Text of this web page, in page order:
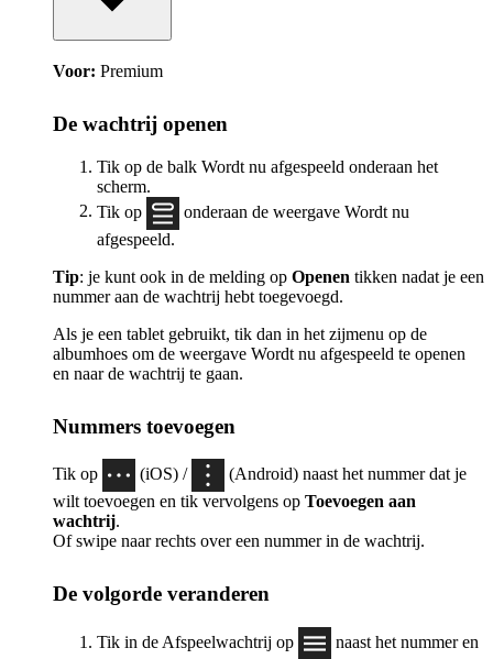
Voor: Premium
De wachtrij openen
Tik op de balk Wordt nu afgespeeld onderaan het
scherm.
Tik op
onderaan de weergave Wordt nu
afgespeeld.
Tip: je kunt ook in de melding op Openen tikken nadat je een
nummer aan de wachtrij hebt toegevoegd.
Als je een tablet gebruikt, tik dan in het zijmenu op de
albumhoes om de weergave Wordt nu afgespeeld te openen
en naar de wachtrij te gaan.
Nummers toevoegen
Tik op (iOS) /
(Android) naast het nummer dat je
wilt toevoegen en tik vervolgens op Toevoegen aan
wachtrij.
Of swipe naar rechts over een nummer in de wachtrij.
De volgorde veranderen
Tik in de Afspeelwachtrij op
naast het nummer en